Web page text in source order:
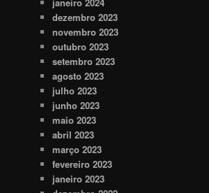
dezembro 2023
novembro 2023
outubro 2023
setembro 2023
agosto 2023
julho 2023
junho 2023
maio 2023
abril 2023
março 2023
fevereiro 2023
janeiro 2023